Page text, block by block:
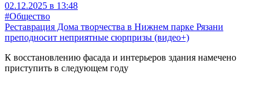
02.12.2025 в 13:48
#Общество
Реставрация Дома творчества в Нижнем парке Рязани
преподносит неприятные сюрпризы (видео+)
К восстановлению фасада и интерьеров здания намечено
приступить в следующем году